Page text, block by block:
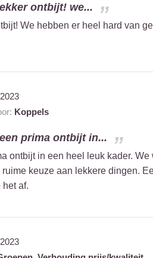
ontbijt! we...
We hebben er heel hard van
Koppels
prima ontbijt in...
ontbijt in een heel leuk kader.
keuze aan lekkere dingen.
af.